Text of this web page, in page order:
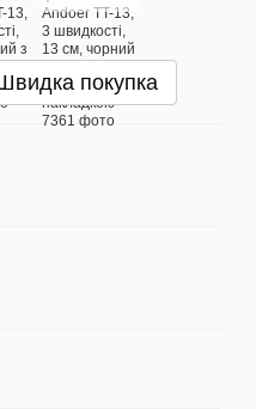
покупка